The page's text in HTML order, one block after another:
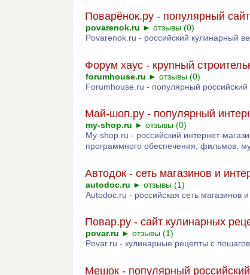
Поварёнок.ру - популярный
povarenok.ru ► отзывы (0)
Povarenok.ru - российский кулинарный
Форум хаус - крупный
forumhouse.ru ► отзывы (0)
Forumhouse.ru - популярный российский
Май-шоп.ру - популярный
my-shop.ru ► отзывы (0)
My-shop.ru - российский интернет-
программного обеспечения, фильмов,
Автодок - сеть магазинов и
autodoc.ru ► отзывы (1)
Autodoc.ru - российская сеть магазинов
Повар.ру - сайт кулинарных
povar.ru ► отзывы (1)
Povar.ru - кулинарные рецепты с
Мешок - популярный